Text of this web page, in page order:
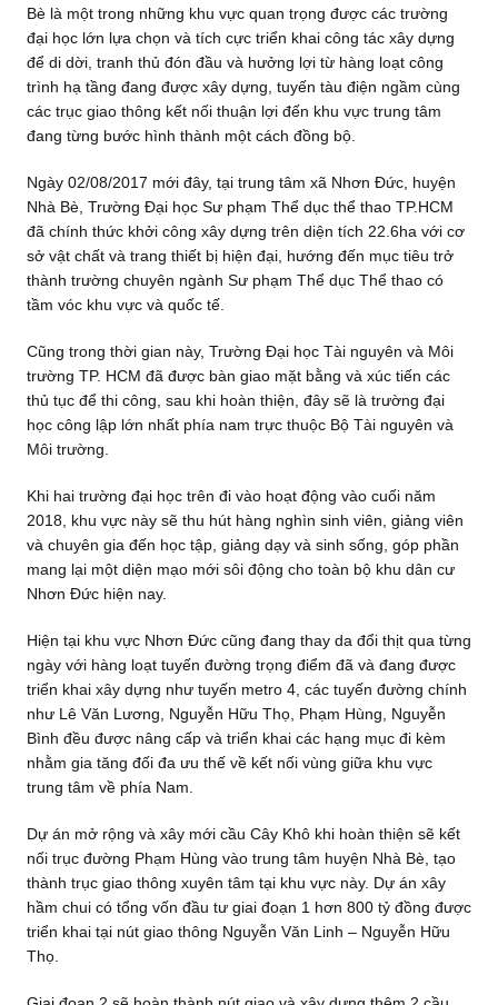
Bè là một trong những khu vực quan trọng được các trường
đại học lớn lựa chọn và tích cực triển khai công tác xây dựng
để di dời, tranh thủ đón đầu và hưởng lợi từ hàng loạt công
trình hạ tầng đang được xây dựng, tuyến tàu điện ngầm cùng
các trục giao thông kết nối thuận lợi đến khu vực trung tâm
đang từng bước hình thành một cách đồng bộ.
Ngày 02/08/2017 mới đây, tại trung tâm xã Nhơn Đức, huyện
Nhà Bè, Trường Đại học Sư phạm Thể dục thể thao TP.HCM
đã chính thức khởi công xây dựng trên diện tích 22.6ha với cơ
sở vật chất và trang thiết bị hiện đại, hướng đến mục tiêu trở
thành trường chuyên ngành Sư phạm Thể dục Thể thao có
tầm vóc khu vực và quốc tế.
Cũng trong thời gian này, Trường Đại học Tài nguyên và Môi
trường TP. HCM đã được bàn giao mặt bằng và xúc tiến các
thủ tục để thi công, sau khi hoàn thiện, đây sẽ là trường đại
học công lập lớn nhất phía nam trực thuộc Bộ Tài nguyên và
Môi trường.
Khi hai trường đại học trên đi vào hoạt động vào cuối năm
2018, khu vực này sẽ thu hút hàng nghìn sinh viên, giảng viên
và chuyên gia đến học tập, giảng dạy và sinh sống, góp phần
mang lại một diện mạo mới sôi động cho toàn bộ khu dân cư
Nhơn Đức hiện nay.
Hiện tại khu vực Nhơn Đức cũng đang thay da đổi thịt qua từng
ngày với hàng loạt tuyến đường trọng điểm đã và đang được
triển khai xây dựng như tuyến metro 4, các tuyến đường chính
như Lê Văn Lương, Nguyễn Hữu Thọ, Phạm Hùng, Nguyễn
Bình đều được nâng cấp và triển khai các hạng mục đi kèm
nhằm gia tăng đối đa ưu thế về kết nối vùng giữa khu vực
trung tâm về phía Nam.
Dự án mở rộng và xây mới cầu Cây Khô khi hoàn thiện sẽ kết
nối trục đường Phạm Hùng vào trung tâm huyện Nhà Bè, tạo
thành trục giao thông xuyên tâm tại khu vực này. Dự án xây
hầm chui có tổng vốn đầu tư giai đoạn 1 hơn 800 tỷ đồng được
triển khai tại nút giao thông Nguyễn Văn Linh – Nguyễn Hữu
Thọ.